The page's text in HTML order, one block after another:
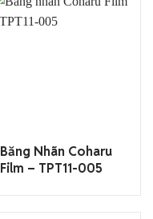
Băng Nhãn Coharu
Film – TPT11-005